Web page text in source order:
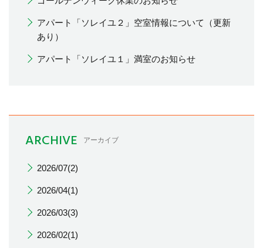
アパート「ソレイユ２」空室情報について（更新
あり）
アパート「ソレイユ１」満室のお知らせ
ARCHIVE アーカイブ
2026/07(2)
2026/04(1)
2026/03(3)
2026/02(1)